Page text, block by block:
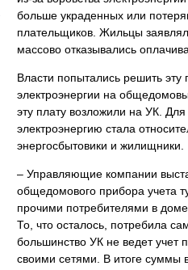
больше украденных или
плательщиков. Жильцы
массово отказывались
Власти попытались решить
электроэнергии на
эту плату возложили на УК.
электроэнергию стала
энергосбытовики и жилищники.
– Управляющие компании
общедомового прибора учета
прочими потребителями в
То, что осталось, потребила
большинство УК не ведет учет
своими сетями. В итоге суммы